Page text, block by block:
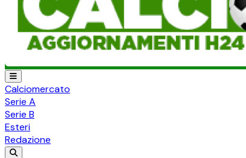
Calciomercato
Serie A
Serie B
Esteri
Redazione